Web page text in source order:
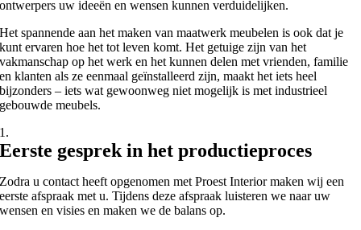
ontwerpers uw ideeën en wensen kunnen verduidelijken.
Het spannende aan het maken van maatwerk meubelen is ook dat je
kunt ervaren hoe het tot leven komt. Het getuige zijn van het
vakmanschap op het werk en het kunnen delen met vrienden, familie
en klanten als ze eenmaal geïnstalleerd zijn, maakt het iets heel
bijzonders – iets wat gewoonweg niet mogelijk is met industrieel
gebouwde meubels.
1.
Eerste gesprek in het productieproces
Zodra u contact heeft opgenomen met Proest Interior maken wij een
eerste afspraak met u. Tijdens deze afspraak luisteren we naar uw
wensen en visies en maken we de balans op.